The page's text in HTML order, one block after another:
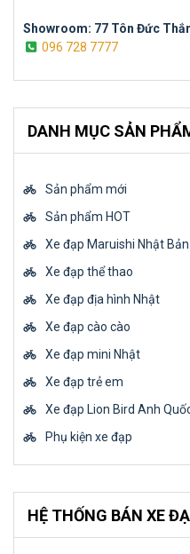
Showroom: 77 Tôn Đức
096 728 7777
DANH MỤC SẢN
Sản phẩm mới
Sản phẩm HOT
Xe đạp Maruishi Nhật Bản
Xe đạp thể thao
Xe đạp địa hình Nhật
Xe đạp cào cào
Xe đạp mini Nhật
Xe đạp trẻ em
Xe đạp Lion Bird Anh
Phụ kiện xe đạp
HỆ THỐNG BÁN XE